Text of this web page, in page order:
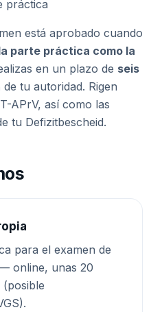
práctica
está aprobado cuando
parte práctica como la
en un plazo de seis
tu autoridad. Rigen
APrV, así como las
tu Defizitbescheid.
para el examen de
online, unas 20
(posible